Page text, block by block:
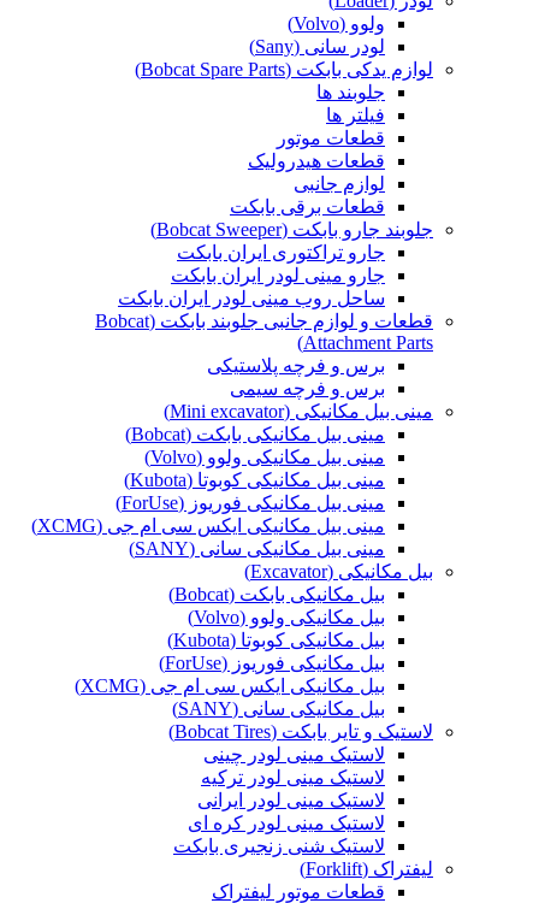
ولوو (Volvo)
لودر سانی (Sany)
لوازم یدکی بابکت (Bobcat Spare Parts)
جلوبند ها
فیلتر ها
قطعات موتور
قطعات هیدرولیک
لوازم جانبی
قطعات برقی بابکت
جلوبند جارو بابکت (Bobcat Sweeper)
جارو تراکتوری ایران بابکت
جارو مینی لودر ایران بابکت
ساحل روب مینی لودر ایران بابکت
قطعات و لوازم جانبی جلوبند بابکت (Bobcat
Attachment Parts)
برس و فرچه پلاستیکی
برس و فرچه سیمی
مینی بیل مکانیکی (Mini excavator)
مینی بیل مکانیکی بابکت (Bobcat)
مینی بیل مکانیکی ولوو (Volvo)
مینی بیل مکانیکی کوبوتا (Kubota)
مینی بیل مکانیکی فوریوز (ForUse)
مینی بیل مکانیکی ایکس سی ام جی (XCMG)
مینی بیل مکانیکی سانی (SANY)
بیل مکانیکی (Excavator)
بیل مکانیکی بابکت (Bobcat)
بیل مکانیکی ولوو (Volvo)
بیل مکانیکی کوبوتا (Kubota)
بیل مکانیکی فوریوز (ForUse)
بیل مکانیکی ایکس سی ام جی (XCMG)
بیل مکانیکی سانی (SANY)
لاستیک و تایر بابکت (Bobcat Tires)
لاستیک مینی لودر چینی
لاستیک مینی لودر ترکیه
لاستیک مینی لودر ایرانی
لاستیک مینی لودر کره ای
لاستیک شنی زنجیری بابکت
لیفتراک (Forklift)
قطعات موتور لیفتراک